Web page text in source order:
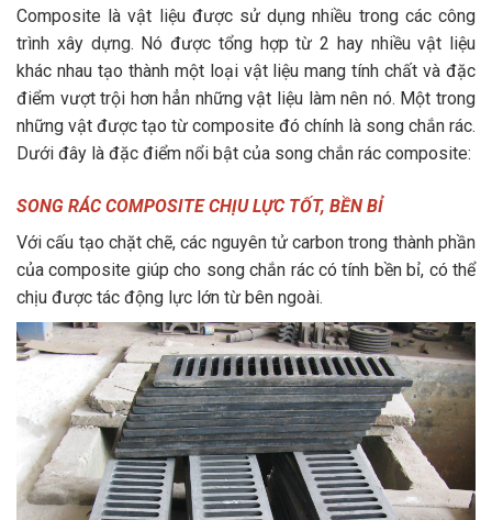
Composite là vật liệu được sử dụng nhiều trong các công
trình xây dựng. Nó được tổng hợp từ 2 hay nhiều vật liệu
khác nhau tạo thành một loại vật liệu mang tính chất và đặc
điểm vượt trội hơn hẳn những vật liệu làm nên nó. Một trong
những vật được tạo từ composite đó chính là song chắn rác.
Dưới đây là đặc điểm nổi bật của song chắn rác composite:
SONG RÁC COMPOSITE CHỊU LỰC TỐT, BỀN BỈ
Với cấu tạo chặt chẽ, các nguyên tử carbon trong thành phần
của composite giúp cho song chắn rác có tính bền bỉ, có thể
chịu được tác động lực lớn từ bên ngoài.